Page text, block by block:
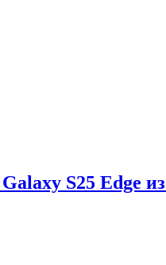
S25 Edge